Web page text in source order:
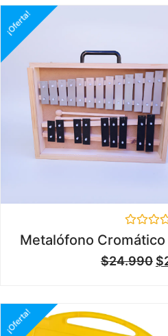
¡Oferta!
Valorado
en
0
de
Metalófono
$24.990 $
¡Oferta!